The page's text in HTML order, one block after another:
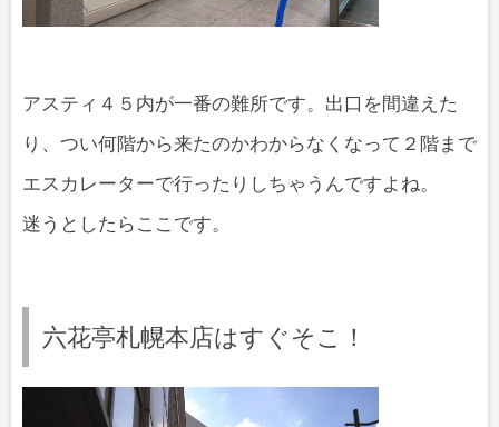
アスティ４５内が一番の難所です。出口を間違えた
り、つい何階から来たのかわからなくなって２階まで
エスカレーターで行ったりしちゃうんですよね。
迷うとしたらここです。
六花亭札幌本店はすぐそこ！